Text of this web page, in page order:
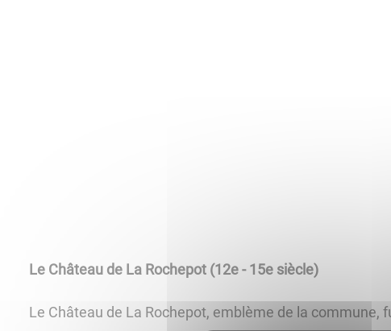
Le Château de La Rochepot (12e - 15e siècle)
Le Château de La Rochepot, emblème de la